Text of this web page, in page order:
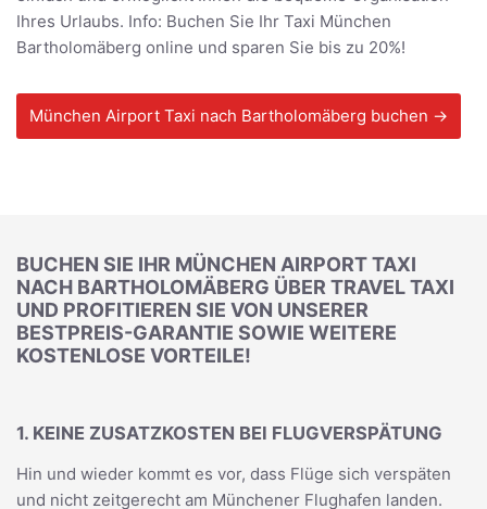
Ihres Urlaubs. Info: Buchen Sie Ihr Taxi München
Bartholomäberg online und sparen Sie bis zu 20%!
München Airport Taxi nach Bartholomäberg buchen →
BUCHEN SIE IHR MÜNCHEN AIRPORT TAXI
NACH BARTHOLOMÄBERG ÜBER TRAVEL TAXI
UND PROFITIEREN SIE VON UNSERER
BESTPREIS-GARANTIE SOWIE WEITERE
KOSTENLOSE VORTEILE!
1. KEINE ZUSATZKOSTEN BEI FLUGVERSPÄTUNG
Hin und wieder kommt es vor, dass Flüge sich verspäten
und nicht zeitgerecht am Münchener Flughafen landen.